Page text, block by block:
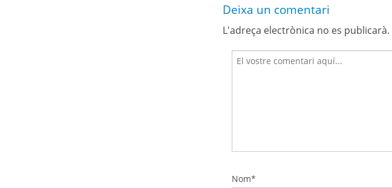
Deixa un comentari
L'adreça electrònica no es publicarà.
Nom*